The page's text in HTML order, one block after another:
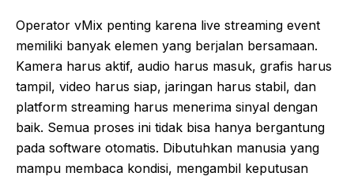
Operator vMix penting karena live streaming event
memiliki banyak elemen yang berjalan bersamaan.
Kamera harus aktif, audio harus masuk, grafis harus
tampil, video harus siap, jaringan harus stabil, dan
platform streaming harus menerima sinyal dengan
baik. Semua proses ini tidak bisa hanya bergantung
pada software otomatis. Dibutuhkan manusia yang
mampu membaca kondisi, mengambil keputusan